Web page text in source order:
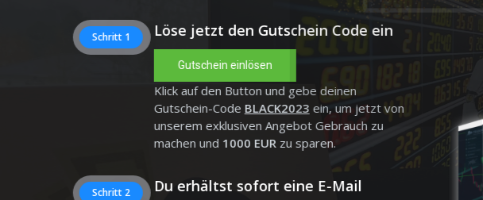
Schritt 1 Löse jetzt den Gutschein Code ein
Gutschein einlösen
Klick auf den Button und gebe deinen
Gutschein-Code BLACK2023 ein, um jetzt von
unserem exklusiven Angebot Gebrauch zu
machen und 1000 EURzu sparen.
Schritt 2 Du erhältst sofort eine E-Mail